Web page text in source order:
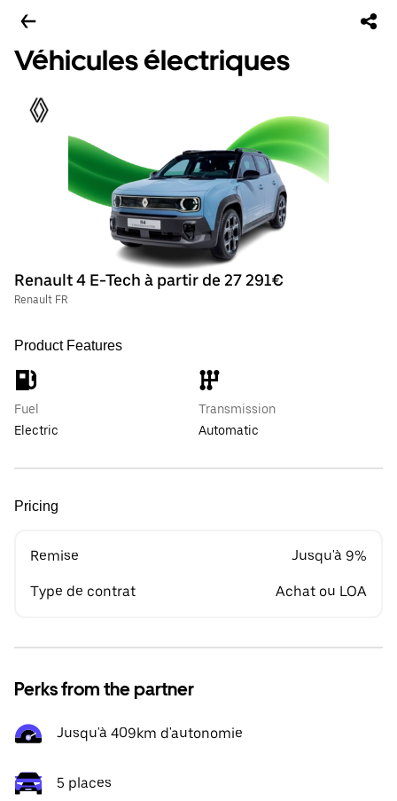
Véhicules électriques
Renault 4 E-Tech à partir de 27 291€
Renault FR
Product Features
Fuel
Electric
Transmission
Automatic
Pricing
Remise Jusqu'à 9%
Type de contrat Achat ou LOA
Perks from the partner
Jusqu'à 409km d'autonomie
5 places